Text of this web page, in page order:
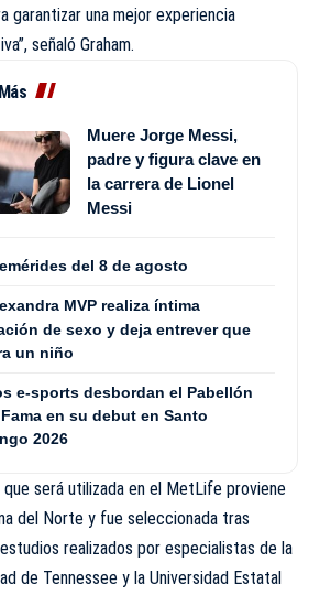
garantizar una mejor experiencia
señaló Graham.
Muere Jorge Messi,
padre y figura clave en
la carrera de Lionel
Messi
del 8 de agosto
MVP realiza íntima
de sexo y deja entrever que
un niño
e-sports desbordan el Pabellón
en su debut en Santo
2026
que será utilizada en el MetLife proviene
del Norte y fue seleccionada tras
realizados por especialistas de la
de Tennessee y la Universidad Estatal